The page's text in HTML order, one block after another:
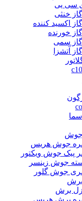
سی یی
خنثی
اکسید کننده
خورنده
گاز سمی
آتشزا
جوش
جوش هریس
پیک جوش ویکتور
جوش زینسر
جوش گلور
برش
برش هریس